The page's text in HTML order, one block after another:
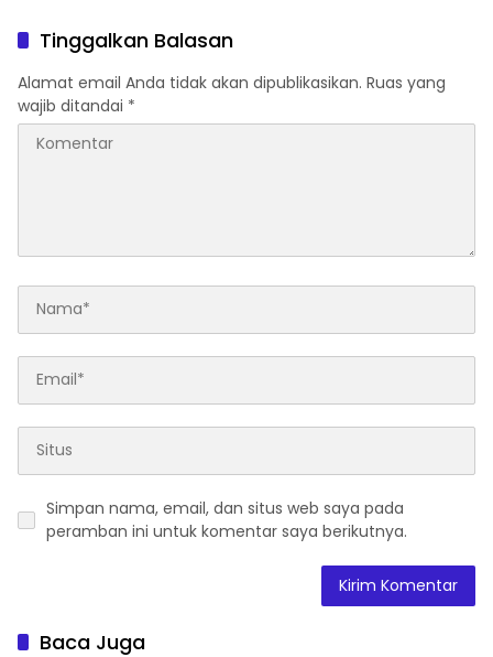
Ketahanan Pangan dan
Gizi Nasional
Tinggalkan Balasan
Alamat email Anda tidak akan dipublikasikan. Ruas yang
wajib ditandai *
Simpan nama, email, dan situs web saya pada
peramban ini untuk komentar saya berikutnya.
Baca Juga